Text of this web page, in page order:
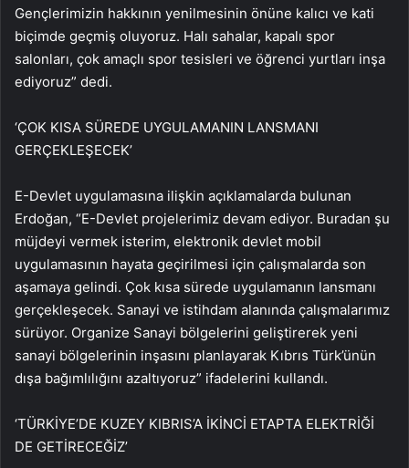
Gençlerimizin hakkının yenilmesinin önüne kalıcı ve kati
biçimde geçmiş oluyoruz. Halı sahalar, kapalı spor
salonları, çok amaçlı spor tesisleri ve öğrenci yurtları inşa
ediyoruz” dedi.
‘ÇOK KISA SÜREDE UYGULAMANIN LANSMANI
GERÇEKLEŞECEK’
E-Devlet uygulamasına ilişkin açıklamalarda bulunan
Erdoğan, “E-Devlet projelerimiz devam ediyor. Buradan şu
müjdeyi vermek isterim, elektronik devlet mobil
uygulamasının hayata geçirilmesi için çalışmalarda son
aşamaya gelindi. Çok kısa sürede uygulamanın lansmanı
gerçekleşecek. Sanayi ve istihdam alanında çalışmalarımız
sürüyor. Organize Sanayi bölgelerini geliştirerek yeni
sanayi bölgelerinin inşasını planlayarak Kıbrıs Türk’ünün
dışa bağımlılığını azaltıyoruz” ifadelerini kullandı.
‘TÜRKİYE’DE KUZEY KIBRIS’A İKİNCİ ETAPTA ELEKTRİĞİ
DE GETİRECEĞİZ’